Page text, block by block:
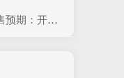
本威士忌销量下滑